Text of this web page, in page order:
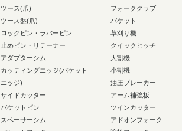
ツース(爪)
ツース盤(爪)
ロックピン・ラバーピン
止めピン・リテーナー
アダプターシム
カッティングエッジ(バケット
エッジ)
サイドカッター
バケットピン
スペーサーシム
フォーククラブ
バケット
草刈り機
クイックヒッチ
大割機
小割機
油圧ブレーカー
アーム補強板
ツインカッター
アドオンフォーク